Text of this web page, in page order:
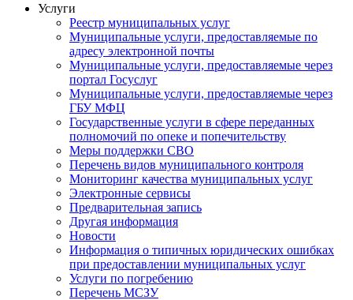
Услуги
Реестр муниципальных услуг
Муниципальные услуги, предоставляемые по
адресу электронной почты
Муниципальные услуги, предоставляемые через
портал Госуслуг
Муниципальные услуги, предоставляемые через
ГБУ МФЦ
Государственные услуги в сфере переданных
полномочий по опеке и попечительству
Меры поддержки СВО
Перечень видов муниципального контроля
Мониторинг качества муниципальных услуг
Электронные сервисы
Предварительная запись
Другая информация
Новости
Информация о типичных юридических ошибках
при предоставлении муниципальных услуг
Услуги по погребению
Перечень МСЗУ